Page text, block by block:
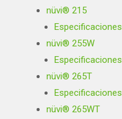
nüvi® 215
Especificaciones
nüvi® 255W
Especificaciones
nüvi® 265T
Especificaciones
nüvi® 265WT